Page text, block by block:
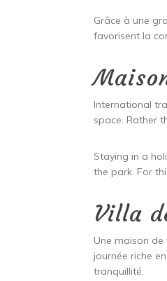
Grâce à une
favorisent la
International
space. Rather
Staying in a
the park. For
Villa
Une maison
journée riche
tranquillité.